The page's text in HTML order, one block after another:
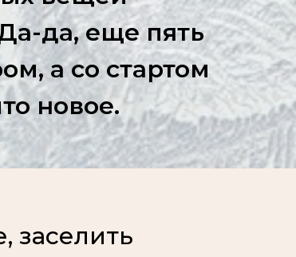
да, еще пять
а со стартом
новое.
заселить